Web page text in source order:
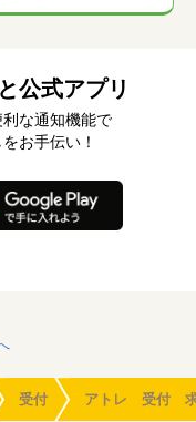
公式アプリ
な通知機能で
お手伝い！
受付 アトレ 受付 求